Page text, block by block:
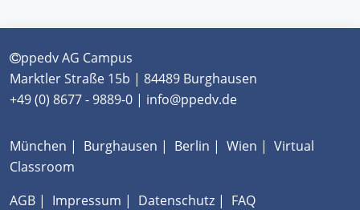
ppedv AG Campus
Marktler Straße 15b | 84489 Burghausen
+49 (0) 8677 - 9889-0 | info@ppedv.de
München | Burghausen | Berlin | Wien | Virtual
Classroom
AGB | Impressum | Datenschutz | FAQ